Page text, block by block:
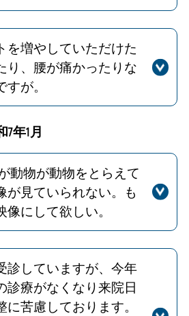
の診療科を受診する場合、
票が発行されますが、出庫
使用されますと、当日のす
票が無効となります。
レーターによる転倒・転落
発生しております。なお、
事故は、重大な事故に繋が
、事故防止対策の一環とし
ーターの危険を事前にお伝
ととしております。安全性を
よろしくお願いいたしま
は大きな声でお声がけする
いたします。
を増やしていただけた
り、腰が痛かったりな
が。
がとうございます。カート
患者さんの荷物運搬用に設置
足腰の痛み等の介助には車
し車をご利用いただければ
。そちらの台数にも限りが
、不足している場合は病院職
けください。ご理解とご協
いたします。
7年1月
動物が動物をとらえて
が見ていられない。も
にして欲しい。
がとうございます。また、
思いにさせてしまい申し訳
でした。今後、不快な気持
ことがないよう、風景動画
切り替えさせて頂きます。
診していますが、今年
診療がなくなり来院日
に苦慮しております。